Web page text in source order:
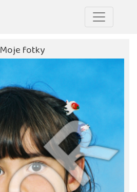
Moje fotky